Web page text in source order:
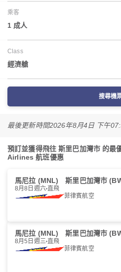
乘客
1 成人
Class
經濟艙
搜尋機
最後更新時間2026年8月4日 下午
預訂並獲得飛往 斯里巴加灣市 的
Airlines 航班優惠
馬尼拉 (MNL) 斯里巴加灣市
8月8日週六 直飛
菲律賓航空
馬尼拉 (MNL) 斯里巴加灣市
8月5日週三 直飛
菲律賓航空